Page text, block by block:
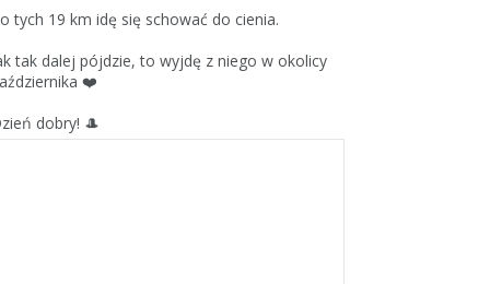
tych 19 km idę się schować do cienia.
tak dalej pójdzie, to wyjdę z niego w okolicy
❤️
dobry! 🎩